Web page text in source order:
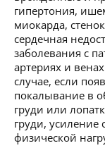
гипертония,
миокарда,
сердечная
заболевания с
артериях и
случае, если
покалывание в
груди или
груди,
физической